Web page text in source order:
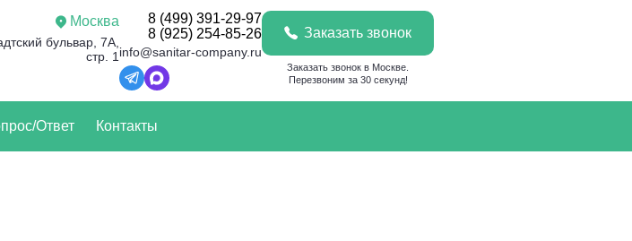
Москва
бульвар, 7А,
стр. 1
8 (499) 391-29-97
8 (925) 254-85-26
info@sanitar-company.ru
Заказать звонок
Заказать звонок в Москве.
Перезвоним за 30 секунд!
Ответ Контакты